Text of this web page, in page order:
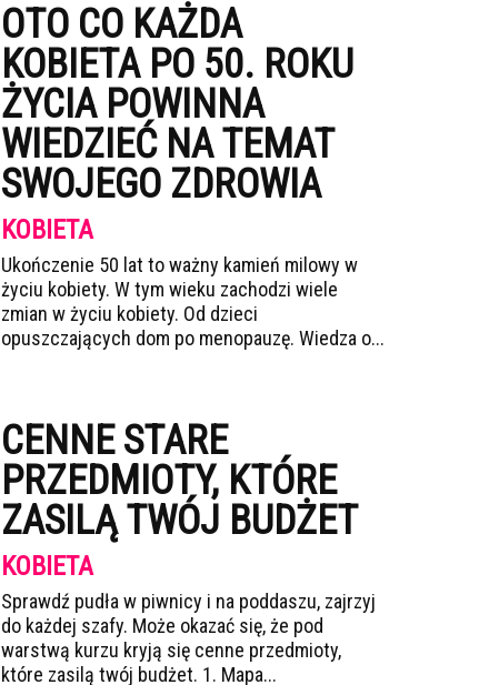
OTO CO KAŻDA
KOBIETA PO 50. ROKU
ŻYCIA POWINNA
WIEDZIEĆ NA TEMAT
SWOJEGO ZDROWIA
KOBIETA
Ukończenie 50 lat to ważny kamień milowy w
życiu kobiety. W tym wieku zachodzi wiele
zmian w życiu kobiety. Od dzieci
opuszczających dom po menopauzę. Wiedza o...
CENNE STARE
PRZEDMIOTY, KTÓRE
ZASILĄ TWÓJ BUDŻET
KOBIETA
Sprawdź pudła w piwnicy i na poddaszu, zajrzyj
do każdej szafy. Może okazać się, że pod
warstwą kurzu kryją się cenne przedmioty,
które zasilą twój budżet. 1. Mapa...